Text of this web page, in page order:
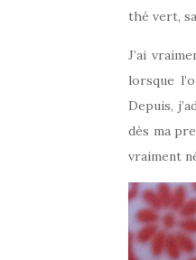
thé vert,
J’ai
lorsque
Depuis,
dès ma
vraiment